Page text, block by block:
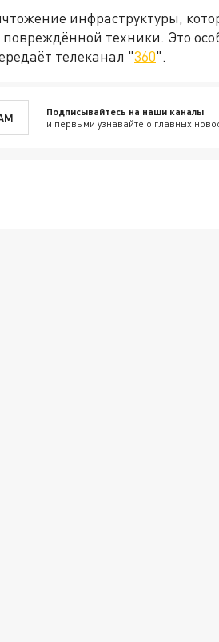
инфраструктуры,
техники. Это
телеканал "360".
Подписывайтесь на наши каналы
и первыми узнавайте о главных